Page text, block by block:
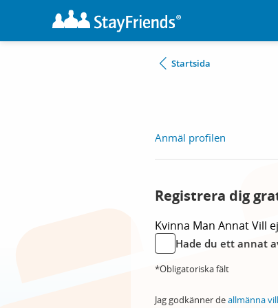
Startsida
Anmäl profilen
Registrera dig
Kvinna Man AnnatVill
Hade du ett annat
*Obligatoriska fält
Jag godkänner deallmänna